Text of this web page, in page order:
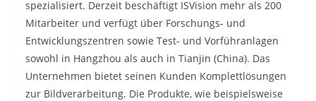
spezialisiert. Derzeit beschäftigt ISVision mehr als 200
Mitarbeiter und verfügt über Forschungs- und
Entwicklungszentren sowie Test- und Vorführanlagen
sowohl in Hangzhou als auch in Tianjin (China). Das
Unternehmen bietet seinen Kunden Komplettlösungen
zur Bildverarbeitung. Die Produkte, wie beispielsweise